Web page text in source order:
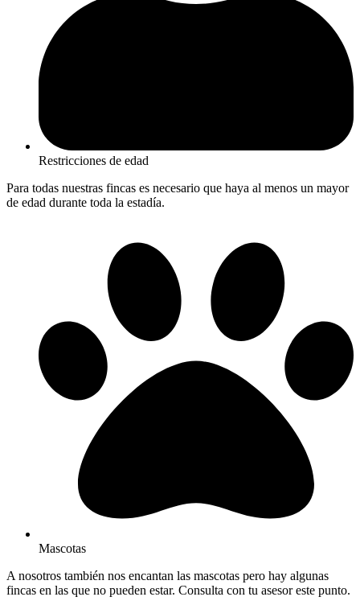
Restricciones de edad
Para todas nuestras fincas es necesario que haya al menos un mayor
de edad durante toda la estadía.
Mascotas
A nosotros también nos encantan las mascotas pero hay algunas
fincas en las que no pueden estar. Consulta con tu asesor este punto.